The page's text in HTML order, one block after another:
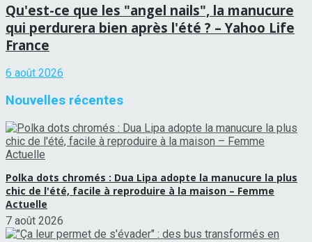
Qu'est-ce que les "angel nails", la manucure
qui perdurera bien après l'été ? – Yahoo Life
France
6 août 2026
Nouvelles récentes
Polka dots chromés : Dua Lipa adopte la manucure la plus
chic de l'été, facile à reproduire à la maison – Femme
Actuelle
7 août 2026